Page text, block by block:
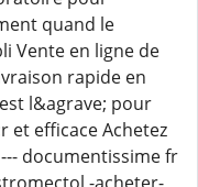
quand le
Vente en ligne de
rapide en
l&agrave; pour
efficace Achetez
documentissime fr